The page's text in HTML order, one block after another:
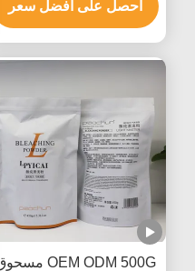
معتمد
احصل على أفضل سعر
OEM ODM 500G مسحوق